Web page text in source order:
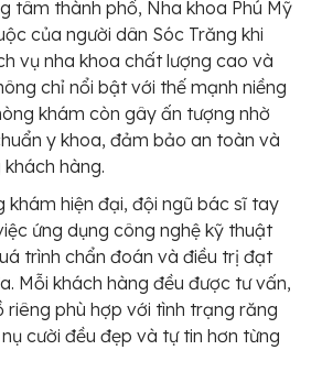
tâm thành phố, Nha khoa Phú Mỹ
của người dân Sóc Trăng khi
vụ nha khoa chất lượng cao và
chỉ nổi bật với thế mạnh niềng
khám còn gây ấn tượng nhờ
y khoa, đảm bảo an toàn và
hàng.
khám hiện đại, đội ngũ bác sĩ tay
ứng dụng công nghệ kỹ thuật
trình chẩn đoán và điều trị đạt
Mỗi khách hàng đều được tư vấn,
riêng phù hợp với tình trạng răng
cười đều đẹp và tự tin hơn từng